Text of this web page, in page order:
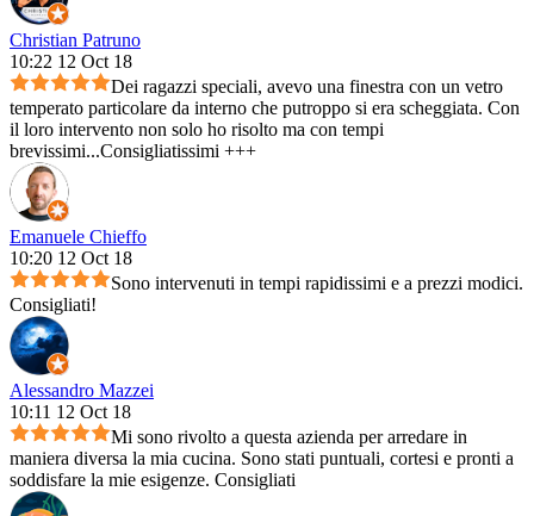
Christian Patruno
10:22 12 Oct 18
Dei ragazzi speciali, avevo una finestra con un vetro
temperato particolare da interno che putroppo si era scheggiata. Con
il loro intervento non solo ho risolto ma con tempi
brevissimi...Consigliatissimi +++
Emanuele Chieffo
10:20 12 Oct 18
Sono intervenuti in tempi rapidissimi e a prezzi modici.
Consigliati!
Alessandro Mazzei
10:11 12 Oct 18
Mi sono rivolto a questa azienda per arredare in
maniera diversa la mia cucina. Sono stati puntuali, cortesi e pronti a
soddisfare la mie esigenze. Consigliati